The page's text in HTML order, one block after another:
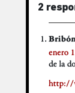
2
enero
de la
http://